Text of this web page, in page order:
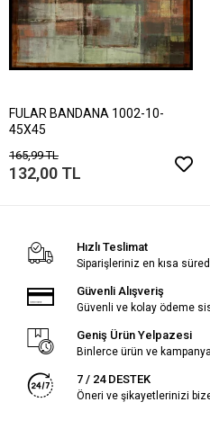
FULAR BANDANA 1002-10-
45X45
165,99 TL
132,00 TL
Hızlı Teslimat
Siparişleriniz en kısa
Güvenli Alışveriş
Güvenli ve kolay ödeme
Geniş Ürün Yelpazesi
Binlerce ürün ve
7 / 24 DESTEK
Öneri ve şikayetlerinizi